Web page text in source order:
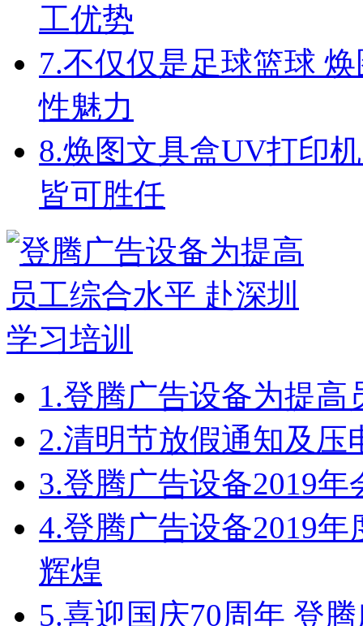
工优势
7.不仅仅是足球篮球
性魅力
8.焕图文具盒UV打印
皆可胜任
1.登腾广告设备为提高
2.清明节放假通知及压
3.登腾广告设备2019
4.登腾广告设备2019
辉煌
5.喜迎国庆70周年 登